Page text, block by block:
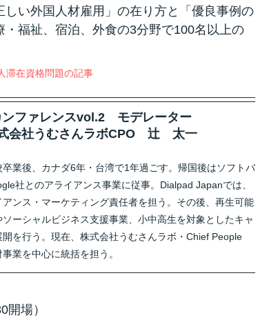
い外国人材雇用」の在り方と「優良事例の
福祉、宿泊、外食の3分野で100名以上の
滞在資格問題の記事
ンファレンスvol.2　モデレーター
会社うむさんラボCPO　辻　太一
業後、カナダ6年・台湾で1年過ごす。帰国後はソフトバ
社とのアライアンス事業に従事。Dialpad Japanでは、
ンス・マーケティング責任者を担う。その後、再生可能
ーシャルビジネス支援事業、小中高生を対象としたキャ
開を行う。現在、株式会社うむさんラボ・Chief People
業を中心に統括を担う。
場）